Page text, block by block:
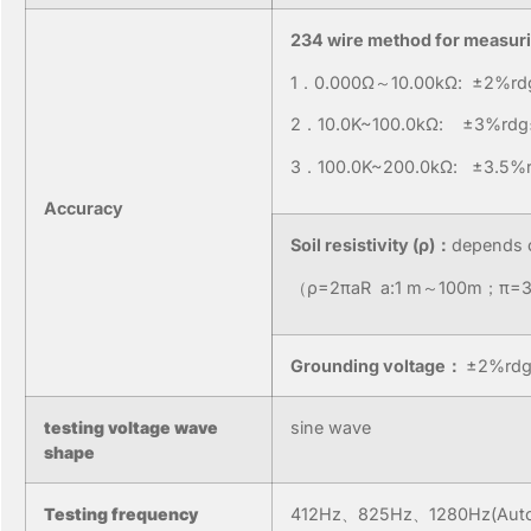
Accuracy
234 wire method for
1．0.000Ω～10.00kΩ:
2．10.0K~100.0kΩ:
3．100.0K~200.0kΩ:
Soil resistivity (ρ)： depends
（ρ=2πaR a:1 m～100m；
Grounding voltage：
testing voltage wave
shape
sine wave
Testing frequency 412Hz、825Hz、